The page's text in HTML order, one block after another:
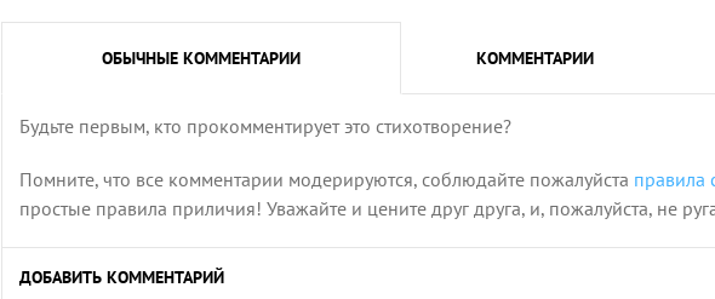
ОБЫЧНЫЕ КОММЕНТАРИИ КОММЕНТАРИИ
Будьте первым, кто прокомментирует это стихотворение?
Помните, что все комментарии модерируются, соблюдайте пожалуйста правила
простые правила приличия! Уважайте и цените друг друга, и, пожалуйста, не
ДОБАВИТЬ КОММЕНТАРИЙ